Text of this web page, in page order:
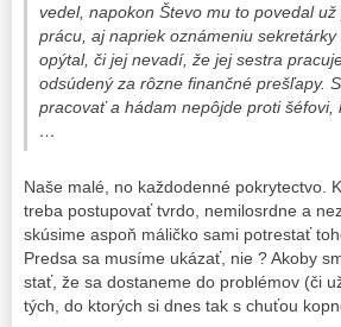
vedel, napokon Števo mu to povedal
prácu, aj napriek oznámeniu
opýtal, či jej nevadí, že jej sestra
odsúdený za rôzne finančné prešľapy.
pracovať a hádam nepôjde proti
…
Naše malé, no každodenné pokrytectvo.
treba postupovať tvrdo, nemilosrdne a
skúsime aspoň máličko sami potrestať
Predsa sa musíme ukázať, nie ? Akoby
stať, že sa dostaneme do problémov (či
tých, do ktorých si dnes tak s chuťou